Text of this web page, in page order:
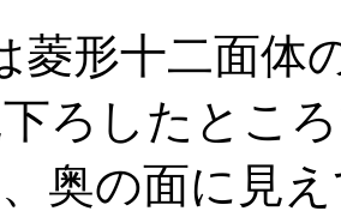
形十二面体
ろしたとこ
、奥の面に見